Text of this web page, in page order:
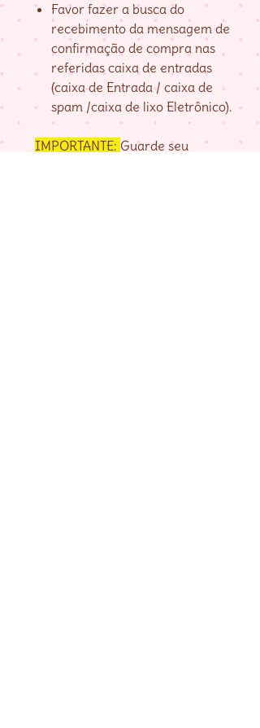
Favor fazer a busca do
recebimento da mensagem de
confirmação de compra nas
referidas caixa de entradas
(caixa de Entrada / caixa de
spam /caixa de lixo Eletrônico).
IMPORTANTE: Guarde seu